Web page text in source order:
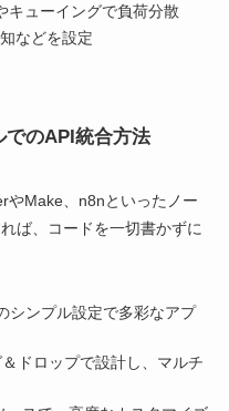
キューイングで負荷分散
などを設定
でのAPI統合方法
やMake、n8nといったノー
ば、コードを一切書かずに
ンプル設定で多彩なアプ
ドロップで設計し、マルチ